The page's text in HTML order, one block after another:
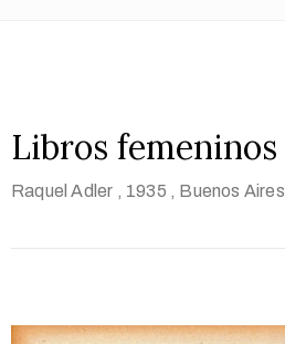
Libros femeninos
Raquel Adler , 1935 , Buenos Aires